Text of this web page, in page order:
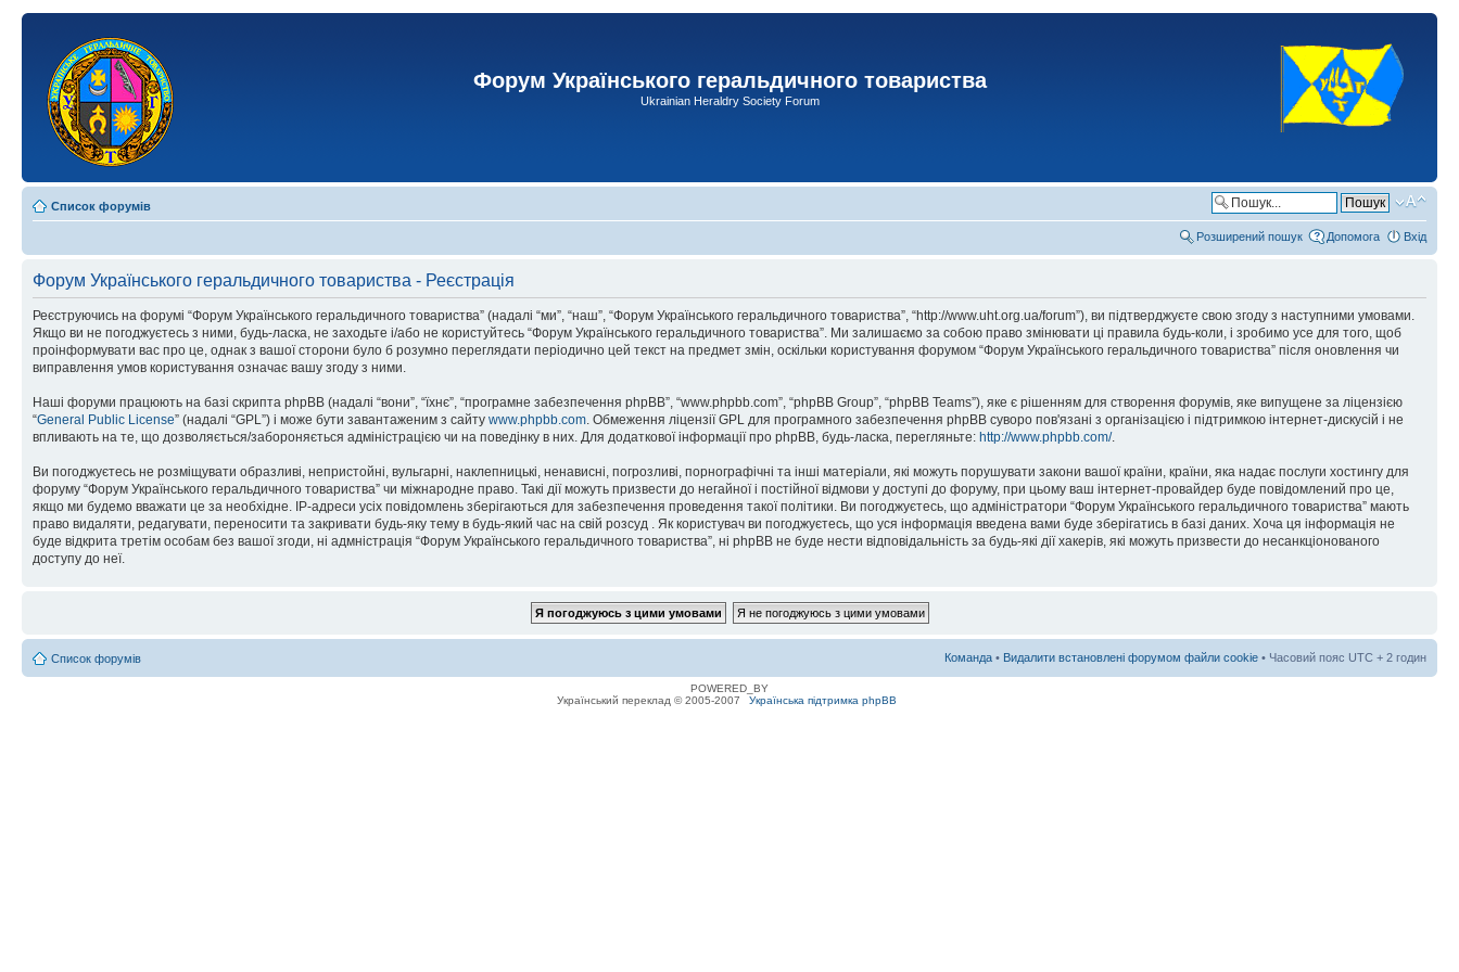
Форум Українського геральдичного товариства
Ukrainian Heraldry Society Forum
Список форумів
Розширений пошук Допомога Вхід
Форум Українського геральдичного товариства - Реєстрація
Реєструючись на форумі “Форум Українського геральдичного товариства” (надалі “ми”, “наш”, “Форум Українського геральдичного товариства”, “http://www.uht.org.ua/forum”), ви підтверджуєте свою згоду з наступними умовами.
Якщо ви не погоджуєтесь з ними, будь-ласка, не заходьте і/або не користуйтесь “Форум Українського геральдичного товариства”. Ми залишаємо за собою право змінювати ці правила будь-коли, і зробимо усе для того, щоб
проінформувати вас про це, однак з вашої сторони було б розумно переглядати періодично цей текст на предмет змін, оскільки користування форумом “Форум Українського геральдичного товариства” після оновлення чи
виправлення умов користування означає вашу згоду з ними.
Наші форуми працюють на базі скрипта phpBB (надалі “вони”, “їхнє”, “програмне забезпечення phpBB”, “www.phpbb.com”, “phpBB Group”, “phpBB Teams”), яке є рішенням для створення форумів, яке випущене за ліцензією
“General Public License” (надалі “GPL”) і може бути завантаженим з сайту www.phpbb.com. Обмеження ліцензії GPL для програмного забезпечення phpBB суворо пов'язані з організацією і підтримкою інтернет-дискусій і не
впливають на те, що дозволяється/забороняється адміністрацією чи на поведінку в них. Для додаткової інформації про phpBB, будь-ласка, перегляньте: http://www.phpbb.com/.
Ви погоджуєтесь не розміщувати образливі, непристойні, вульгарні, наклепницькі, ненависні, погрозливі, порнографічні та інші матеріали, які можуть порушувати закони вашої країни, країни, яка надає послуги хостингу для
форуму “Форум Українського геральдичного товариства” чи міжнародне право. Такі дії можуть призвести до негайної і постійної відмови у доступі до форуму, при цьому ваш інтернет-провайдер буде повідомлений про це,
якщо ми будемо вважати це за необхідне. IP-адреси усіх повідомлень зберігаються для забезпечення проведення такої політики. Ви погоджуєтесь, що адміністратори “Форум Українського геральдичного товариства” мають
право видаляти, редагувати, переносити та закривати будь-яку тему в будь-який час на свій розсуд . Як користувач ви погоджуєтесь, що уся інформація введена вами буде зберігатись в базі даних. Хоча ця інформація не
буде відкрита третім особам без вашої згоди, ні адмністрація “Форум Українського геральдичного товариства”, ні phpBB не буде нести відповідальність за будь-які дії хакерів, які можуть призвести до несанкціонованого
доступу до неї.
Список форумів Команда • Видалити встановлені форумом файли cookie • Часовий пояс UTC + 2 годин
POWERED_BY
Український переклад © 2005-2007
Українська підтримка phpBB